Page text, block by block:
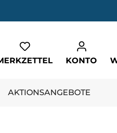
Du hast 0 Produkte
KONTO
AKTIONSANGEBOTE